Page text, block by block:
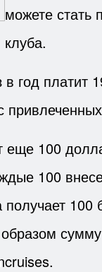
можете стать
клуба.
год платит
еще 100
100